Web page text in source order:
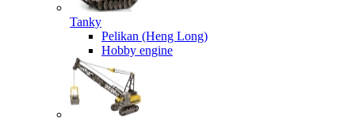
Tanky
Pelikan (Heng Long)
Hobby engine